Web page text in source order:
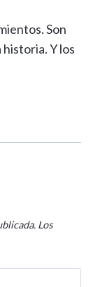
Son
Y los
Los